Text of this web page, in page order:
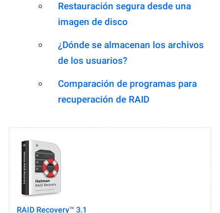
Restauración segura desde una
imagen de disco
¿Dónde se almacenan los archivos
de los usuarios?
Comparación de programas para
recuperación de RAID
RAID Recovery™ 3.1